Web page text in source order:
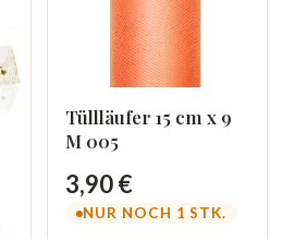
Tüllläufer 15 cm x 9
M 005
3,90 €
NUR NOCH 1 STK.